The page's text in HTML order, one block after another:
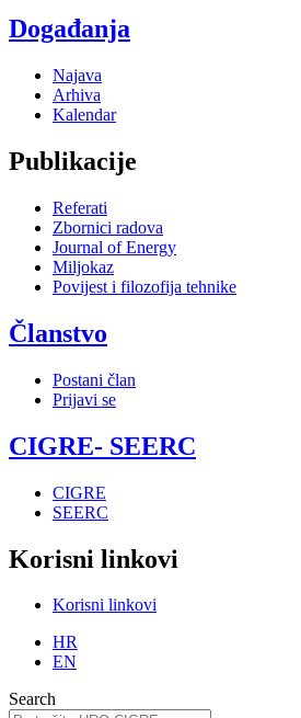
Događanja
Najava
Arhiva
Kalendar
Publikacije
Referati
Zbornici radova
Journal of Energy
Miljokaz
Povijest i filozofija tehnike
Članstvo
Postani član
Prijavi se
CIGRE- SEERC
CIGRE
SEERC
Korisni linkovi
Korisni linkovi
HR
EN
Search